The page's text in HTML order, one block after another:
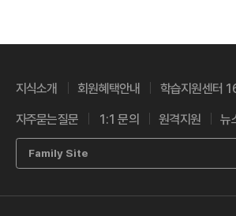
지식소개 회원혜택안내 학습지원센
자주묻는질문 1:1 문의 원격지원 뉴
Family Site